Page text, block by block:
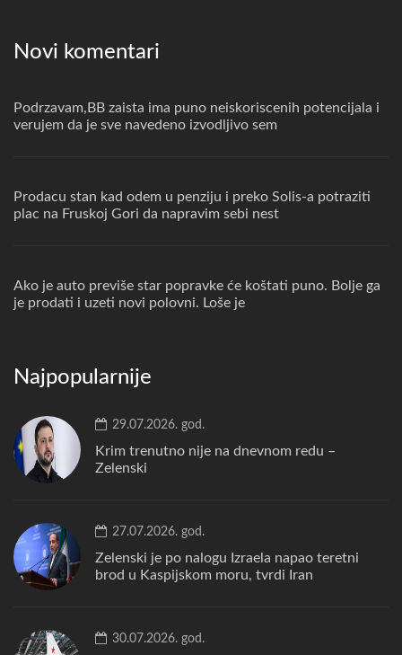
Novi komentari
Podrzavam,BB zaista ima puno neiskoriscenih potencijala i
verujem da je sve navedeno izvodljivo sem
Prodacu stan kad odem u penziju i preko Solis-a potraziti
plac na Fruskoj Gori da napravim sebi nest
Ako je auto previše star popravke će koštati puno. Bolje ga
je prodati i uzeti novi polovni. Loše je
Najpopularnije
29.07.2026. god.
Krim trenutno nije na dnevnom redu –
Zelenski
27.07.2026. god.
Zelenski je po nalogu Izraela napao teretni
brod u Kaspijskom moru, tvrdi Iran
30.07.2026. god.